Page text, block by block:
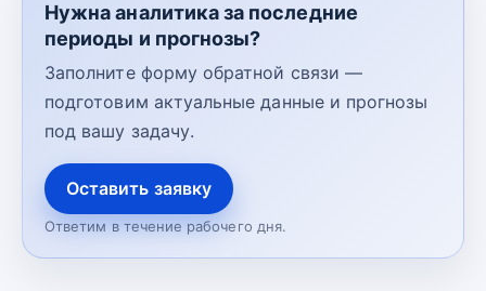
Нужна аналитика за последние
периоды и прогнозы?
Заполните форму обратной связи —
подготовим актуальные данные и прогнозы
под вашу задачу.
Оставить заявку
Ответим в течение рабочего дня.